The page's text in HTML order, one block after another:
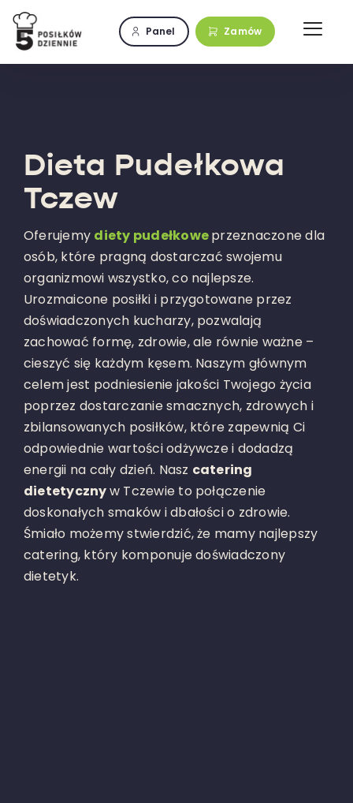
Przejdź
zawartości
Panel Zamów
Dieta Pudełkowa
Tczew
Oferujemy diety pudełkoweprzeznaczone dla
osób, które pragną dostarczać swojemu
organizmowi wszystko, co najlepsze.
Urozmaicone posiłki i przygotowane przez
doświadczonych kucharzy, pozwalają
zachować formę, zdrowie, ale równie ważne –
cieszyć się każdym kęsem. Naszym głównym
celem jest podniesienie jakości Twojego życia
poprzez dostarczanie smacznych, zdrowych i
zbilansowanych posiłków, które zapewnią Ci
odpowiednie wartości odżywcze i dodadzą
energii na cały dzień. Nasz catering
dietetycznyw Tczewie to połączenie
doskonałych smaków i dbałości o zdrowie.
Śmiało możemy stwierdzić, że mamy najlepszy
catering, który komponuje doświadczony
dietetyk.